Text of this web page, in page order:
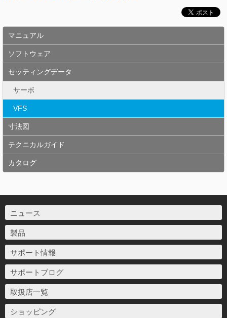
マニュアル
ソフトウェア
セッティングデータ
サーボ
VFS
寸法図
テクニカルガイド
カタログ
ニュース
製品
サポート情報
サポートブログ
取扱店一覧
ショッピング